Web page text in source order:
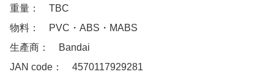
重量：　TBC
物料：　PVC・ABS・MABS
生產商：　Bandai
JAN code：　4570117929281